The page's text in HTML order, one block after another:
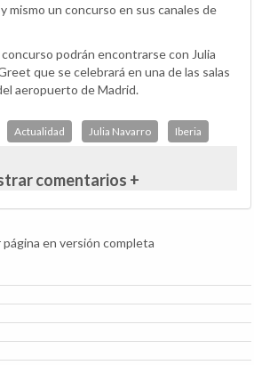
mismo un concurso en sus canales de
podrán encontrarse con Julia
que se celebrará en una de las salas
aeropuerto de Madrid.
Actualidad Julia Navarro Iberia
comentarios +
en versión completa